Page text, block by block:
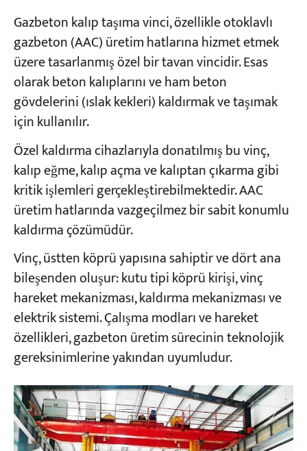
Projeler
Bloglar
Uygulamalar
Bize Ulaşın
Gazbeton kalıp taşıma vinci, özellikle otoklavlı
gazbeton (AAC) üretim hatlarına hizmet etmek
üzere tasarlanmış özel bir tavan vincidir. Esas
olarak beton kalıplarını ve ham beton
gövdelerini (ıslak kekleri) kaldırmak ve taşımak
için kullanılır.
Özel kaldırma cihazlarıyla donatılmış bu vinç,
kalıp eğme, kalıp açma ve kalıptan çıkarma gibi
kritik işlemleri gerçekleştirebilmektedir. AAC
üretim hatlarında vazgeçilmez bir sabit konumlu
kaldırma çözümüdür.
Vinç, üstten köprü yapısına sahiptir ve dört ana
bileşenden oluşur: kutu tipi köprü kirişi, vinç
hareket mekanizması, kaldırma mekanizması ve
elektrik sistemi. Çalışma modları ve hareket
özellikleri, gazbeton üretim sürecinin teknolojik
gereksinimlerine yakından uyumludur.